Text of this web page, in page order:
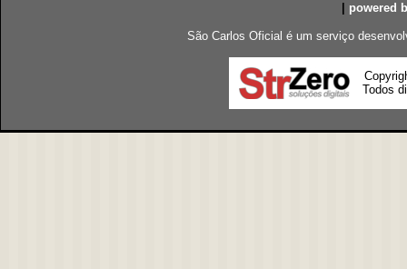
powered
São Carlos Oficial é um serviço
Todos